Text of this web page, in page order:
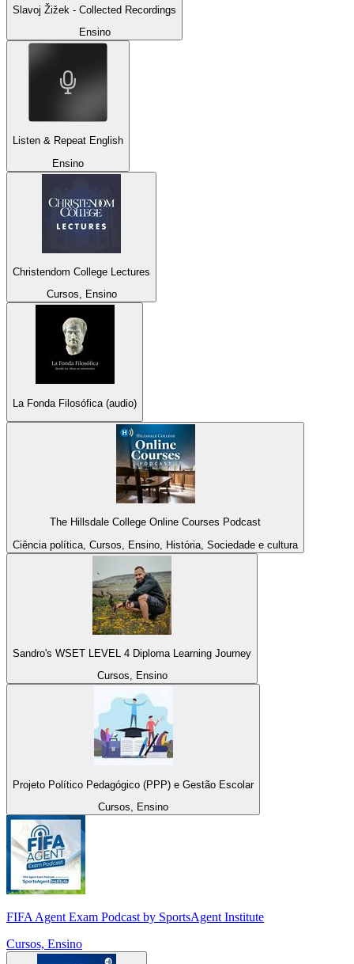
Slavoj Žižek - Collected Recordings
Ensino
Listen & Repeat English
Ensino
Christendom College Lectures
Cursos, Ensino
La Fonda Filosófica (audio)
The Hillsdale College Online Courses Podcast
Ciência política, Cursos, Ensino, História, Sociedade e cultura
Sandro's WSET LEVEL 4 Diploma Learning Journey
Cursos, Ensino
Projeto Político Pedagógico (PPP) e Gestão Escolar
Cursos, Ensino
FIFA Agent Exam Podcast by SportsAgent Institute
Cursos, Ensino